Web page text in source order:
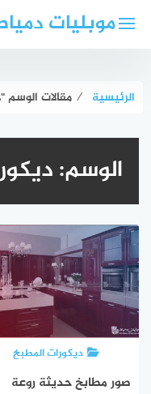
موبليات
الرئيسية ⁄ مقالات الوسم
الوسم:
ديكورات المطبخ
صور مطابخ حديثة روعة